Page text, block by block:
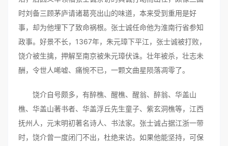
时刘备三顾茅庐请诸葛亮出山的味道，本来受到重用是好
事，却为他埋下了致命祸根。张士诚任命他为淮南行省参知
政事。好景不长，1367年，朱元璋下平江，张士诚被打败，
饶介被生擒，押解至南京被朱元璋伏诛。壮年被杀，壮志未
酬，令世人唏嘘、痛惋不已，一颗文曲星陨落凋零了。
饶介自号颇多，有醉樵、醒樵、醒翁、醉翁、华盖山
樵、华盖山著书者、华盖浮丘先生童子、紫玄洞樵等，江西
抚州人，元末明初著名诗人、书法家。张士诚占据江浙一带
时，饶介曾一度闭门不出，杜绝来访。如果他能坚持，可保